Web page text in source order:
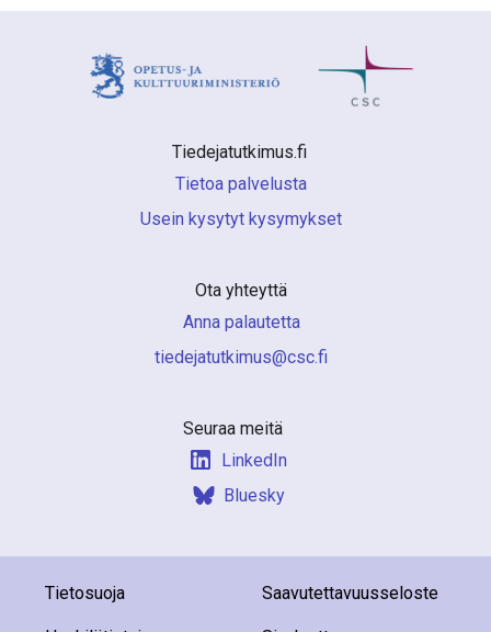
Tiedejatutkimus.fi
Tietoa palvelusta
Usein kysytyt kysymykset
Ota yhteyttä
Anna palautetta
if.csc@sumiktutajedeit
Seuraa meitä
LinkedIn
Bluesky
Tietosuoja Saavutettavuusseloste